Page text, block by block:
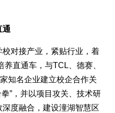
通
对接产业，紧贴行业，着
养直通车，与TCL、德赛、
知名企业建立校企合作关
”，并以项目攻关、技术研
度融合，建设潼湖智慧区